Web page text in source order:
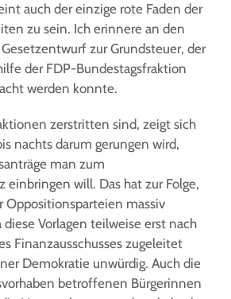
auch der einzige rote Faden der
zu sein. Ich erinnere an den
zur Grundsteuer, der
der FDP-Bundestagsfraktion
werden konnte.
zerstritten sind, zeigt sich
nachts darum gerungen wird,
man zum
einbringen will. Das hat zur Folge,
Oppositionsparteien massiv
Vorlagen teilweise erst nach
Finanzausschusses zugeleitet
Demokratie unwürdig. Auch die
betroffenen Bürgerinnen